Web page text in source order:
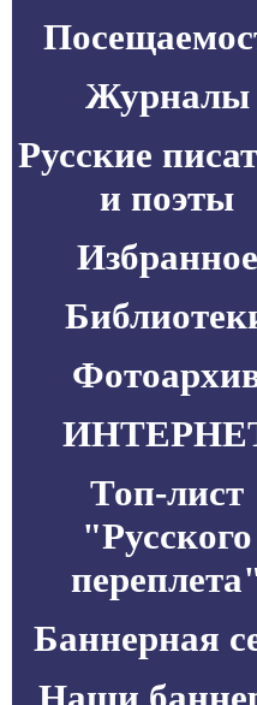
Журналы
Русские
и поэты
Избранное
Топ-лист
"Русского
Баннерная